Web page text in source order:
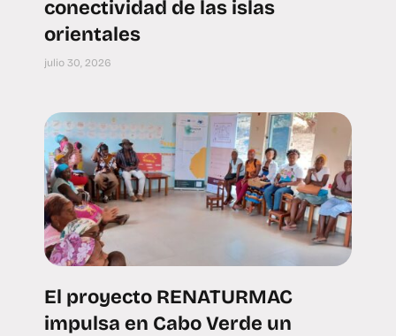
conectividad de las islas
orientales
julio 30, 2026
El proyecto RENATURMAC
impulsa en Cabo Verde un